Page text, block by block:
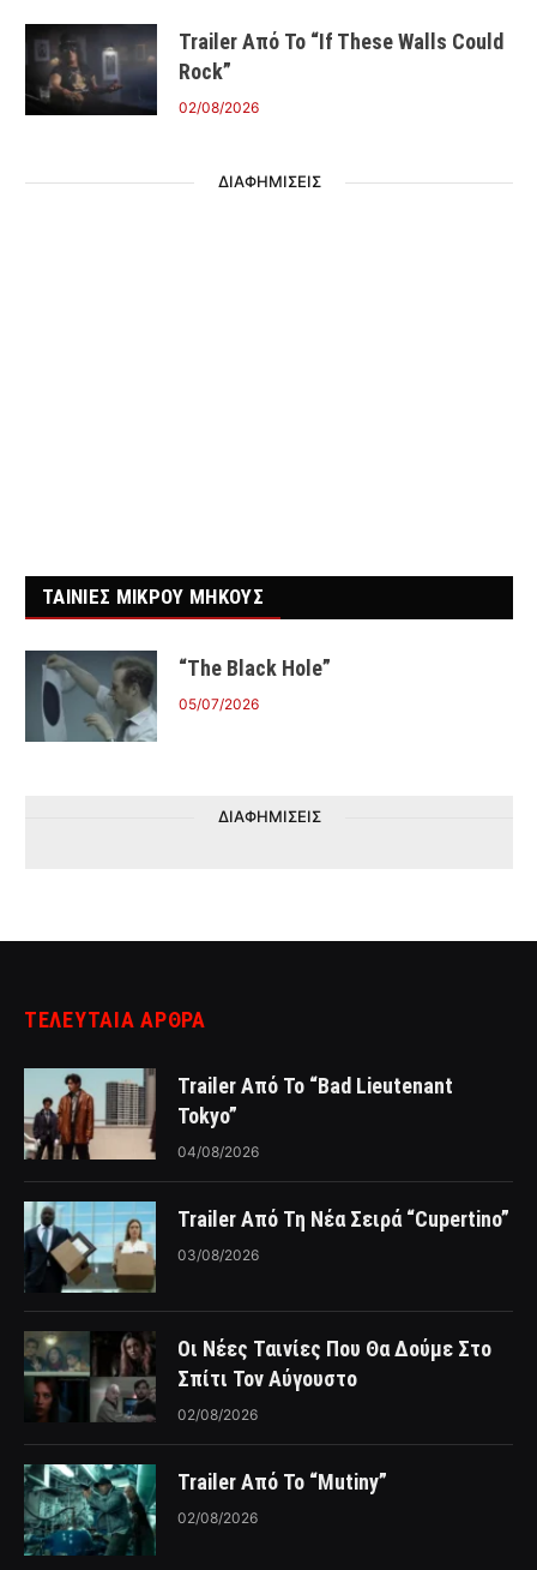
Trailer Από Το “If These Walls Could
Rock”
02/08/2026
ΔΙΑΦΗΜΙΣΕΙΣ
ΤΑΙΝΙΕΣ ΜΙΚΡΟΥ ΜΗΚΟΥΣ
“The Black Hole”
05/07/2026
ΔΙΑΦΗΜΙΣΕΙΣ
ΤΕΛΕΥΤΑΙΑ ΑΡΘΡΑ
Trailer Από Το “Bad Lieutenant
Tokyo”
04/08/2026
Trailer Από Τη Νέα Σειρά “Cupertino”
03/08/2026
Οι Νέες Ταινίες Που Θα Δούμε Στο
Σπίτι Τον Αύγουστο
02/08/2026
Trailer Από Το “Mutiny”
02/08/2026